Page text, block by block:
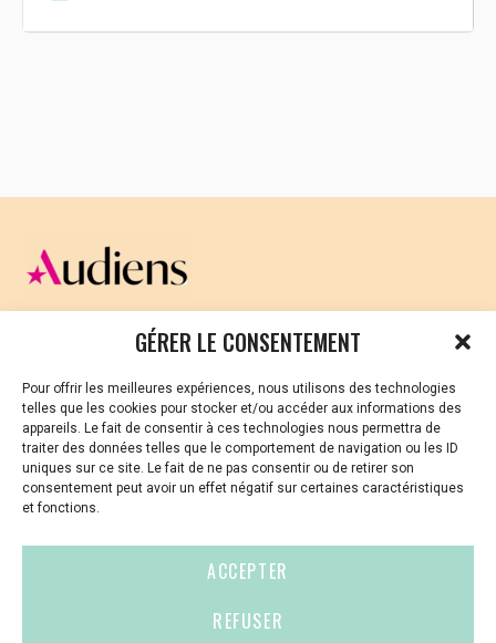
GÉRER LE CONSENTEMENT
Pour offrir les meilleures expériences, nous utilisons des technologies
telles que les cookies pour stocker et/ou accéder aux informations des
appareils. Le fait de consentir à ces technologies nous permettra de
traiter des données telles que le comportement de navigation ou les ID
uniques sur ce site. Le fait de ne pas consentir ou de retirer son
consentement peut avoir un effet négatif sur certaines caractéristiques
et fonctions.
ACCEPTER
REFUSER
CELLULE D’ÉCOUTE ET DE SOUTIEN PSYCHOLOGIQUE ET
Vous avez été témoin ou vous êtes victime de VSS ? Ou
vous êtes référent·es harcèlement en besoin de soutien
ou d’informations ?
01 87 20 30 90
violences-sexuelles-culture@audiens.org